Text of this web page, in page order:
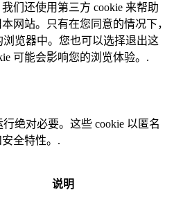
们还使用第三方 cookie 来帮助
网站。只有在您同意的情况下，
浏览器中。您也可以选择退出这
可能会影响您的浏览体验。.
绝对必要。这些 cookie 以匿名
全特性。.
说明